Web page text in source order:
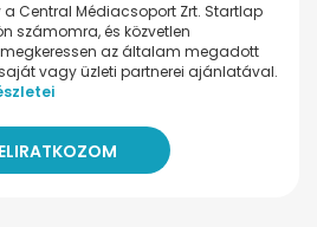
a Central Médiacsoport Zrt. Startlap
számomra, és közvetlen
megkeressen az általam megadott
vagy üzleti partnerei ajánlatával.